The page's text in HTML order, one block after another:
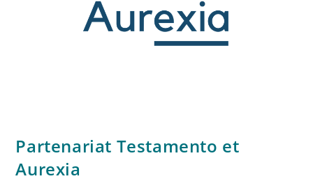
Partenariat Testamento et
Aurexia